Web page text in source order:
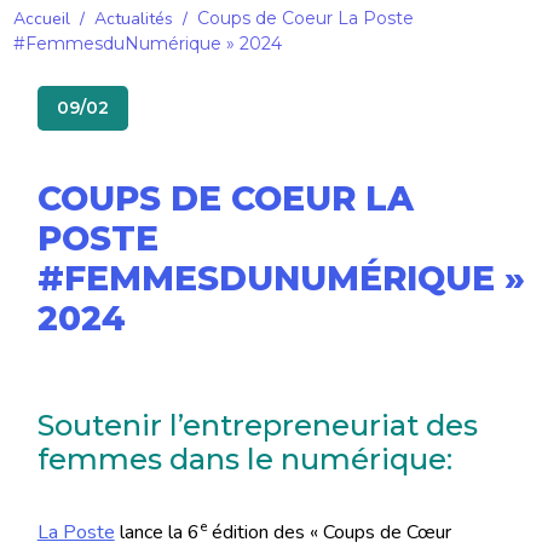
Accueil / Actualités / Coups de Coeur La Poste
#FemmesduNumérique » 2024
09/02
COUPS DE COEUR LA
POSTE
#FEMMESDUNUMÉRIQUE »
2024
Soutenir l’entrepreneuriat des
femmes dans le numérique:
La Poste lance la 6eédition des « Coups de Cœur